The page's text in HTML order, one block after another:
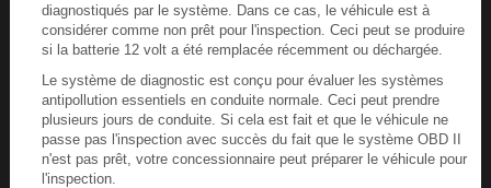
diagnostiqués par le système. Dans ce cas, le véhicule est à
considérer comme non prêt pour l'inspection. Ceci peut se produire
si la batterie 12 volt a été remplacée récemment ou déchargée.
Le système de diagnostic est conçu pour évaluer les systèmes
antipollution essentiels en conduite normale. Ceci peut prendre
plusieurs jours de conduite. Si cela est fait et que le véhicule ne
passe pas l'inspection avec succès du fait que le système OBD II
n'est pas prêt, votre concessionnaire peut préparer le véhicule pour
l'inspection.